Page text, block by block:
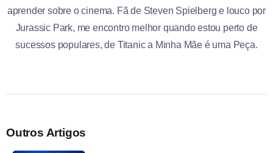
aprender sobre o cinema. Fã de Steven Spielberg e louco por
Jurassic Park, me encontro melhor quando estou perto de
sucessos populares, de Titanic a Minha Mãe é uma Peça.
Outros Artigos